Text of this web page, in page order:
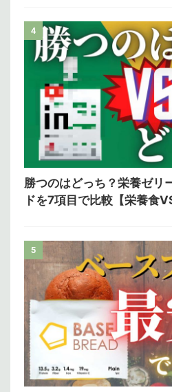
4
勝つのはどっち？栄養ゼリ
ドを7項目で比較【栄養食
5